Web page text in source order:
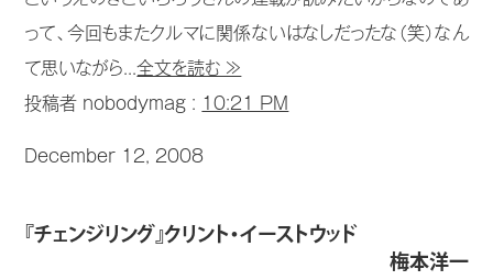
って、今回もまたクルマに関係ないはなしだったな（笑）なん
て思いながら...全文を読む ≫
投稿者 nobodymag : 10:21 PM
December 12, 2008
『チェンジリング』クリント・イーストウッド
梅本洋一